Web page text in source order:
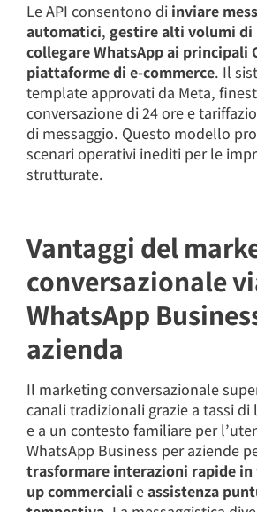
Le API consentono di inviare
automatici, gestire alti volumi di
collegare WhatsApp ai principali
piattaforme di e-commerce. Il
template approvati da Meta,
conversazione di 24 ore e
di messaggio. Questo modello
scenari operativi inediti per le
strutturate.
Vantaggi del
conversazionale
WhatsApp
azienda
Il marketing conversazionale
canali tradizionali grazie a tassi
e a un contesto familiare per
WhatsApp Business per aziende
trasformare interazioni rapide in
up commerciali eassistenza